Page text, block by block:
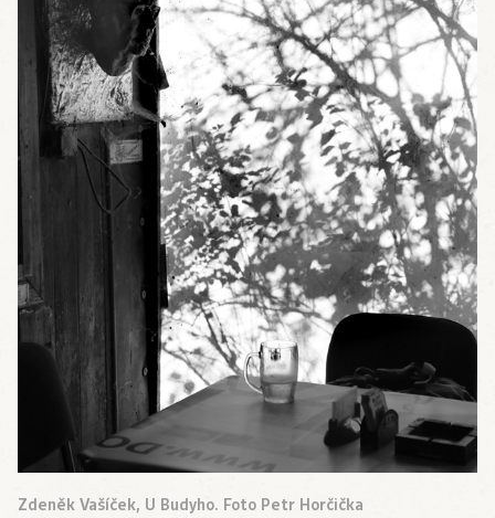
Zdeněk Vašíček, U Budyho. Foto Petr Horčička